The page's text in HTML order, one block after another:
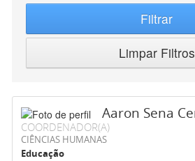
Filtrar
Limpar Filtros
Aaron Sena
COORDENADOR(A)
CIÊNCIAS HUMANAS
Educação